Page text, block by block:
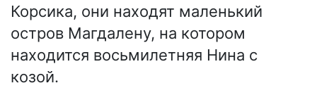
Корсика, они находят маленький
остров Магдалену, на котором
находится восьмилетняя Нина с
козой.